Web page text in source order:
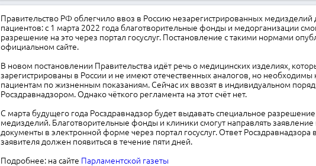
Правительство РФ облегчило ввоз в Россию незарегистрированных
пациентов: с 1 марта 2022 года благотворительные фонды и медорганизации
разрешение на это через портал госуслуг. Постановление с такими нормами
официальном сайте.
В новом постановлении Правительства идёт речь о медицинских изделиях,
зарегистрированы в России и не имеют отечественных аналогов, но необходимы
пациентам по жизненным показаниям. Сейчас их ввозят в индивидуальном
Росздравнадзором. Однако чёткого регламента на этот счёт нет.
С марта будущего года Росздравнадзор будет выдавать специальное разрешение
медизделий. Благотворительные фонды и клиники смогут направлять
документы в электронной форме через портал госуслуг. Ответ Росздравнадзора
заявителя должен появиться в течение пяти дней.
Подробнее: на сайте Парламентской газеты